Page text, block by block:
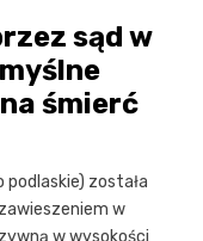
sąd w
śmierć
podlaskie) została
w
w wysokości